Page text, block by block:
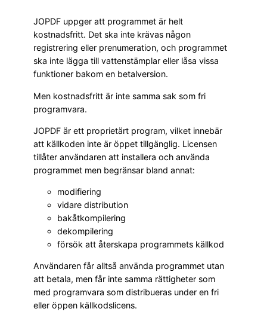
JOPDF uppger att programmet är helt
kostnadsfritt. Det ska inte krävas någon
registrering eller prenumeration, och programmet
ska inte lägga till vattenstämplar eller låsa vissa
funktioner bakom en betalversion.
Men kostnadsfritt är inte samma sak som fri
programvara.
JOPDF är ett proprietärt program, vilket innebär
att källkoden inte är öppet tillgänglig. Licensen
tillåter användaren att installera och använda
programmet men begränsar bland annat:
modifiering
vidare distribution
bakåtkompilering
dekompilering
försök att återskapa programmets källkod
Användaren får alltså använda programmet utan
att betala, men får inte samma rättigheter som
med programvara som distribueras under en fri
eller öppen källkodslicens.